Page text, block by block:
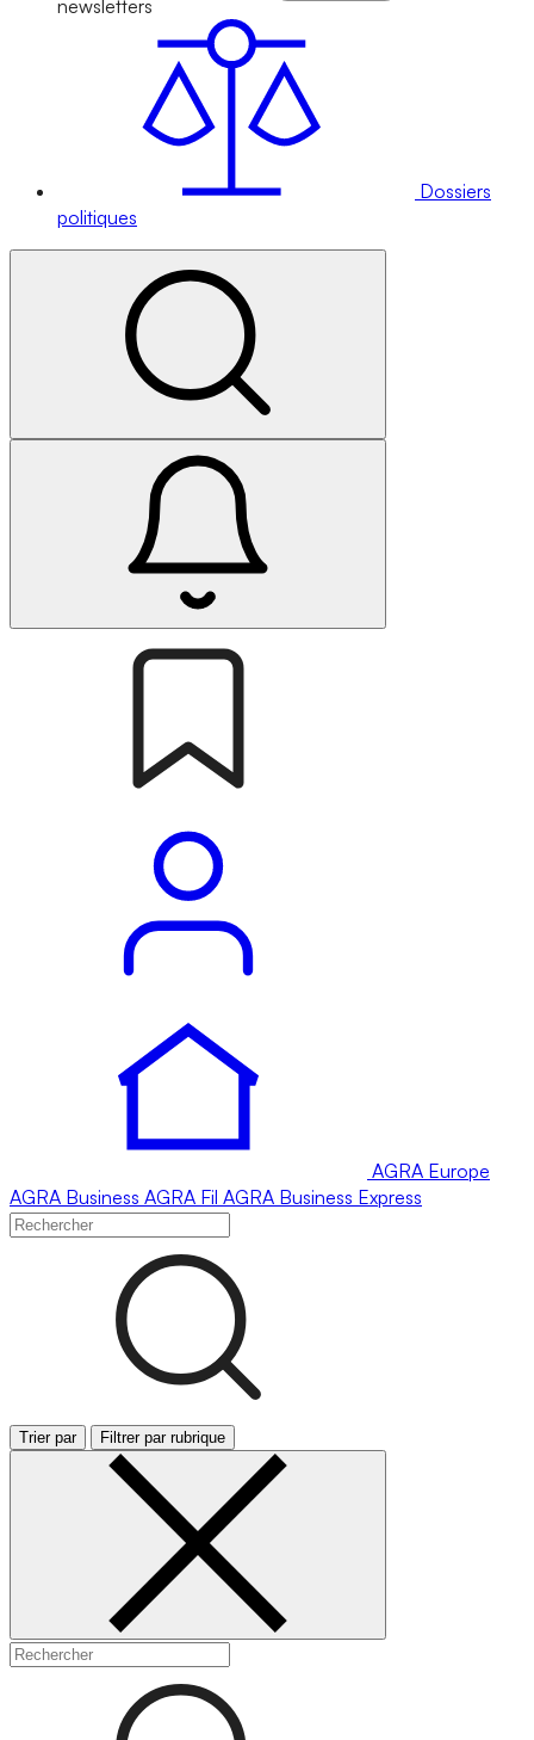
newsletters
Dossiers
politiques
AGRA Europe
AGRA Business AGRA Fil AGRA Business Express
Trier par Filtrer par rubrique